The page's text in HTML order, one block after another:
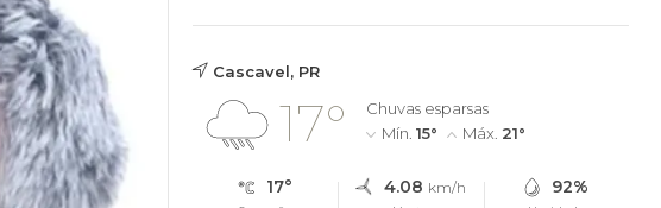
Cascavel, PR
17°
Chuvas esparsas
Mín. 15° Máx. 21°
17° 4.08 km/h 92%